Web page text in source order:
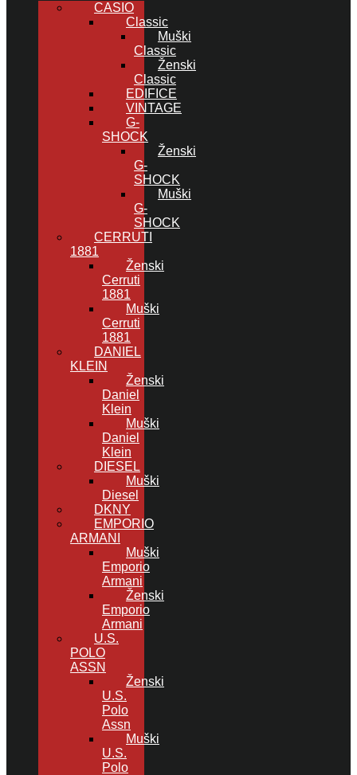
CASIO
Classic
Muški
Classic
Ženski
Classic
EDIFICE
VINTAGE
G-
SHOCK
Ženski
G-
SHOCK
Muški
G-
SHOCK
CERRUTI
1881
Ženski
Cerruti
1881
Muški
Cerruti
1881
DANIEL
KLEIN
Ženski
Daniel
Klein
Muški
Daniel
Klein
DIESEL
Muški
Diesel
DKNY
EMPORIO
ARMANI
Muški
Emporio
Armani
Ženski
Emporio
Armani
U.S.
POLO
ASSN
Ženski
U.S.
Polo
Assn
Muški
U.S.
Polo